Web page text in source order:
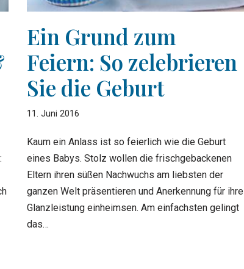
Ein Grund zum
Feiern: So zelebrieren
Sie die Geburt
11. Juni 2016
Kaum ein Anlass ist so feierlich wie die Geburt
eines Babys. Stolz wollen die frischgebackenen
Eltern ihren süßen Nachwuchs am liebsten der
ganzen Welt präsentieren und Anerkennung für ihre
Glanzleistung einheimsen. Am einfachsten gelingt
das…